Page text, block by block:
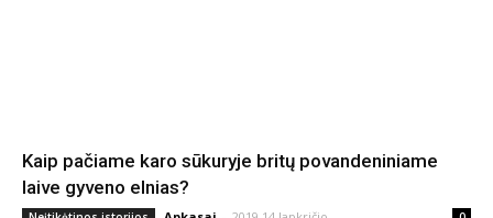
Kaip pačiame karo sūkuryje britų povandeniniame
laive gyveno elnias?